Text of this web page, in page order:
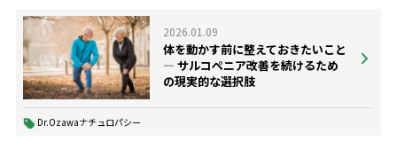
2026.01.09
体を動かす前に整えておきたいこと
― サルコペニア改善を続けるため
の現実的な選択肢
Dr.Ozawaナチュロパシー